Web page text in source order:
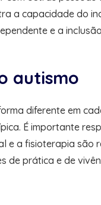
a capacidade do
e a
autismo
diferente em
É importante
e a fisioterapia
de prática e de